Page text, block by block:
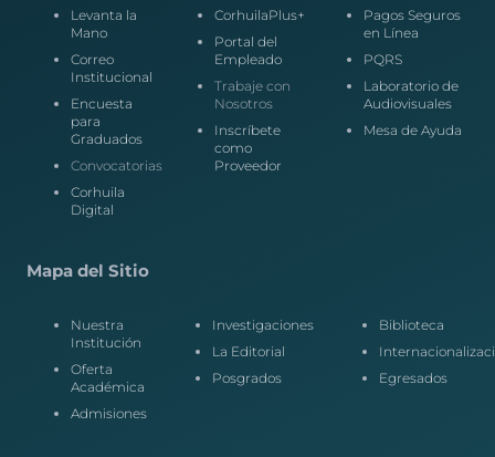
Levanta la
Mano
Correo
Institucional
Encuesta
para
Graduados
Convocatorias
Corhuila
Digital
CorhuilaPlus+
Portal del
Empleado
Trabaje con
Nosotros
Inscríbete
como
Proveedor
Pagos Seguros
en Línea
PQRS
Laboratorio de
Audiovisuales
Mesa de Ayuda
Mapa del Sitio
Nuestra
Institución
Oferta
Académica
Admisiones
Investigaciones
La Editorial
Posgrados
Biblioteca
Egresados